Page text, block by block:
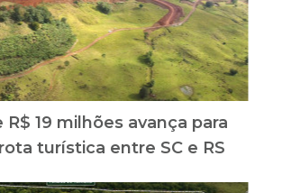
R$ 19 milhões avança para
turística entre SC e RS